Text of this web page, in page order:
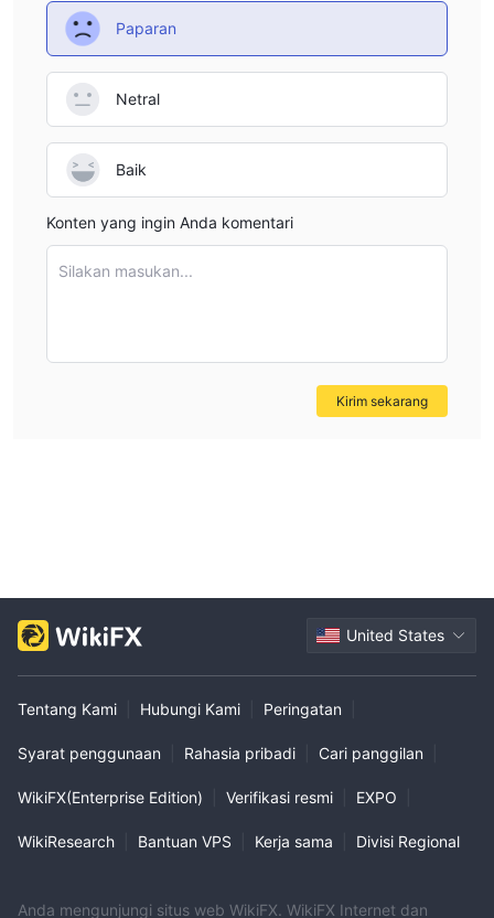
Paparan
Netral
Baik
Konten yang ingin Anda komentari
Silakan masukan...
Kirim sekarang
United States
Tentang Kami Hubungi Kami Peringatan
Syarat penggunaan Rahasia pribadi Cari panggilan
WikiFX(Enterprise Edition) Verifikasi resmi EXPO
WikiResearch Bantuan VPS Kerja sama Divisi Regional
Anda mengunjungi situs web WikiFX. WikiFX Internet dan